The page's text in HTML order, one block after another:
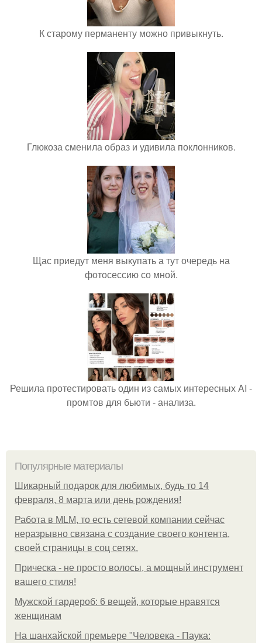
К старому перманенту можно привыкнуть.
Глюкоза сменила образ и удивила поклонников.
Щас приедут меня выкупать а тут очередь на
фотосессию со мной.
Решила протестировать один из самых интересных AI -
промтов для бьюти - анализа.
Популярные материалы
Шикарный подарок для любимых, будь то 14
февраля, 8 марта или день рождения!
Работа в MLM, то есть сетевой компании сейчас
неразрывно связана с создание своего контента,
своей страницы в соц сетях.
Прическа - не просто волосы, а мощный инструмент
вашего стиля!
Мужской гардероб: 6 вещей, которые нравятся
женщинам
На шанхайской премьере "Человека - Паука: